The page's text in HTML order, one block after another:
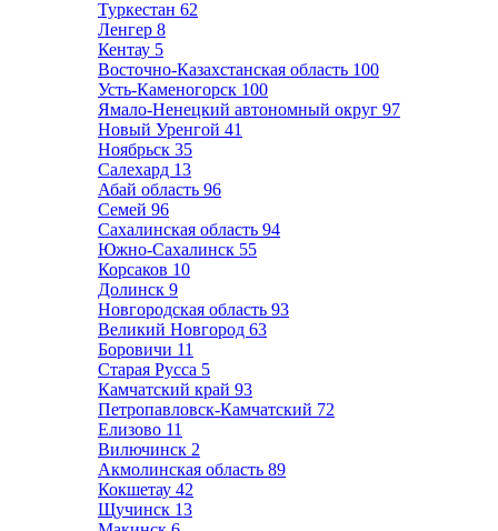
Туркестан 62
Ленгер 8
Кентау 5
Восточно-Казахстанская область 100
Усть-Каменогорск 100
Ямало-Ненецкий автономный округ 97
Новый Уренгой 41
Ноябрьск 35
Салехард 13
Абай область 96
Семей 96
Сахалинская область 94
Южно-Сахалинск 55
Корсаков 10
Долинск 9
Новгородская область 93
Великий Новгород 63
Боровичи 11
Старая Русса 5
Камчатский край 93
Петропавловск-Камчатский 72
Елизово 11
Вилючинск 2
Акмолинская область 89
Кокшетау 42
Щучинск 13